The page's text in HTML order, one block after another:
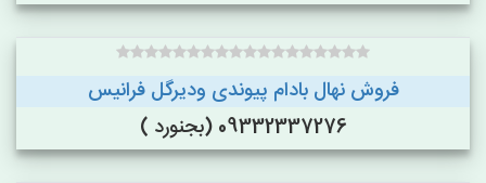
فروش نهال بادام پیوندی ودیرگل فرانیس
09332337276 (بجنورد )